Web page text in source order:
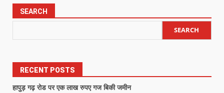
SEARCH
SEARCH
RECENT POSTS
हापुड़ गढ़ रोड पर एक लाख रुपए गज बिकी जमीन